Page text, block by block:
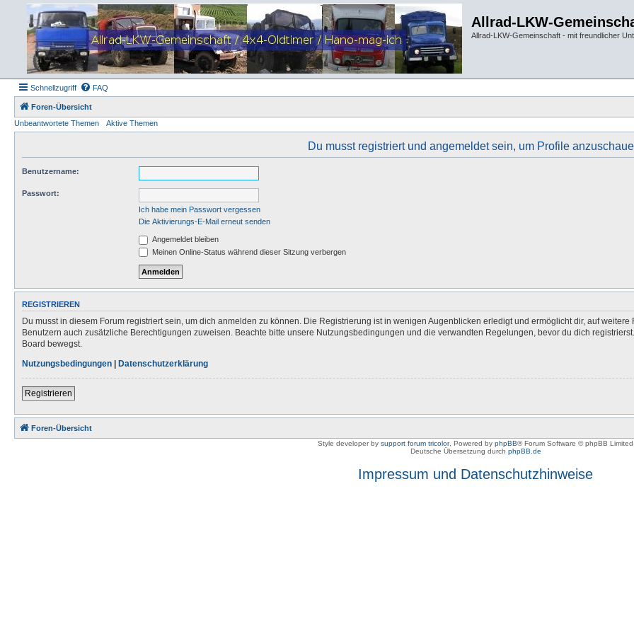
Allrad-LKW-
Allrad-LKW-Gemeinschaft - mit freundlicher
Schnellzugriff FAQ
Foren-Übersicht
Unbeantwortete Themen
Aktive Themen
Du musst registriert und angemeldet sein, um Profile
Benutzername:
Passwort:
Ich habe mein Passwort vergessen
Die Aktivierungs-E-Mail erneut senden
Angemeldet bleiben
Meinen Online-Status während dieser Sitzung verbergen
REGISTRIEREN
Du musst in diesem Forum registriert sein, um dich anmelden zu können. Die Registrierung ist in wenigen Augenblicken erledigt und ermöglicht dir, auf
Benutzern auch zusätzliche Berechtigungen zuweisen. Beachte bitte unsere Nutzungsbedingungen und die verwandten Regelungen, bevor du dich
Board bewegst.
Nutzungsbedingungen | Datenschutzerklärung
Registrieren
Foren-Übersicht
Style developer by support forum tricolor, Powered by phpBB® Forum Software © phpBB Limited
Deutsche Übersetzung durch phpBB.de
Impressum und Datenschutzhinweise